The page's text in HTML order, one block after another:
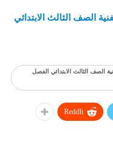
الصف الثالث الابتدائي
الصف الثالث الابتدائي الفصل
ReddIt